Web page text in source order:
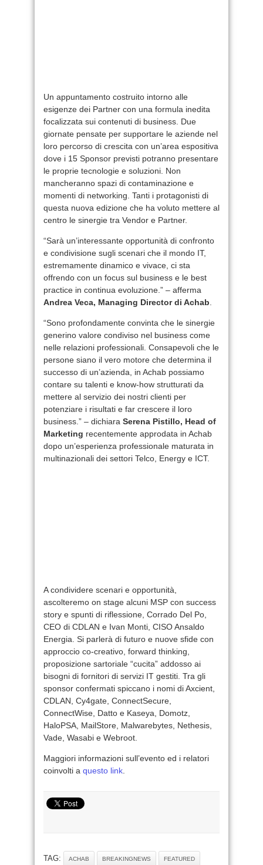
Un appuntamento costruito intorno alle
esigenze dei Partner con una formula inedita
focalizzata sui contenuti di business. Due
giornate pensate per supportare le aziende nel
loro percorso di crescita con un’area espositiva
dove i 15 Sponsor previsti potranno presentare
le proprie tecnologie e soluzioni. Non
mancheranno spazi di contaminazione e
momenti di networking. Tanti i protagonisti di
questa nuova edizione che ha voluto mettere al
centro le sinergie tra Vendor e Partner.
“Sarà un’interessante opportunità di confronto
e condivisione sugli scenari che il mondo IT,
estremamente dinamico e vivace, ci sta
offrendo con un focus sul business e le best
practice in continua evoluzione.” – afferma
Andrea Veca, Managing Director di Achab
“Sono profondamente convinta che le sinergie
generino valore condiviso nel business come
nelle relazioni professionali. Consapevoli che le
persone siano il vero motore che determina il
successo di un’azienda, in Achab possiamo
contare su talenti e know-how strutturati da
mettere al servizio dei nostri clienti per
potenziare i risultati e far crescere il loro
business.” – dichiara Serena Pistillo, Head of
Marketing recentemente approdata in Achab
dopo un’esperienza professionale maturata in
multinazionali dei settori Telco, Energy e ICT.
A condividere scenari e opportunità,
ascolteremo on stage alcuni MSP con success
story e spunti di riflessione, Corrado Del Po,
CEO di CDLAN e Ivan Monti, CISO Ansaldo
Energia. Si parlerà di futuro e nuove sfide con
approccio co-creativo, forward thinking,
proposizione sartoriale “cucita” addosso ai
bisogni di fornitori di servizi IT gestiti. Tra gli
sponsor confermati spiccano i nomi di Axcient,
CDLAN, Cy4gate, ConnectSecure,
ConnectWise, Datto e Kaseya, Domotz,
HaloPSA, MailStore, Malwarebytes, Nethesis,
Vade, Wasabi e Webroot.
Maggiori informazioni sull’evento ed i relatori
coinvolti a questo link
TAG: ACHAB BREAKINGNEWS FEATURED